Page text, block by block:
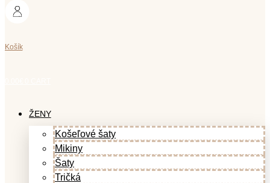
Košík
ŽENY
Košeľové šaty
Mikiny
Šaty
Tričká